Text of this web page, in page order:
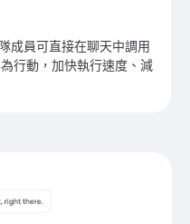
成員可直接在聊天中調用
行動，加快執行速度、減